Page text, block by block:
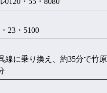
23・5100
線に乗り換え、約35分で竹